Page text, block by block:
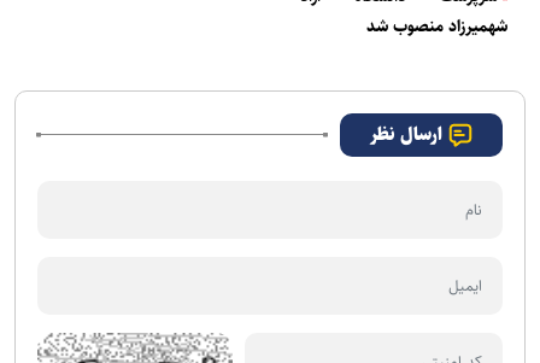
شهمیرزاد منصوب شد
ارسال نظر